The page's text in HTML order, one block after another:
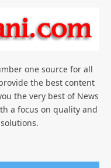
one source for all
the best content
the very best of News
a focus on quality and